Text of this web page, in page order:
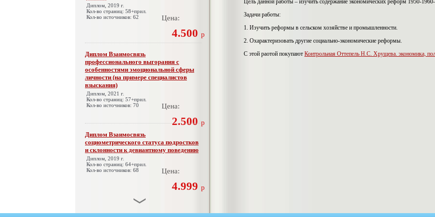
Диплом, 2019 г.
Кол-во страниц: 58+прил.
Кол-во источников: 62
Цена:
4.500 р
Диплом Взаимосвязь
профессионального выгорания с
особенностями эмоциональной сферы
личности (на примере специалистов
взыскания)
Диплом, 2021 г.
Кол-во страниц: 57+прил.
Кол-во источников: 70
Цена:
2.500 р
Диплом Взаимосвязь
социометрического статуса подростков
и склонности к девиантному поведению
Диплом, 2019 г.
Кол-во страниц: 64+прил.
Кол-во источников: 68
Цена:
4.999 р
Диплом Взаимосвязь эмпатии и
Цель данной работы – изучить содержание экономических реформ 1950-1960-
Задачи работы:
1. Изучить реформы в сельском хозяйстве и промышленности.
2. Охарактеризовать другие социально-экономические реформы.
С этой раотой покупают Контрольная Оттепель Н.С. Хрущева. экономика,